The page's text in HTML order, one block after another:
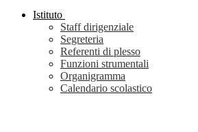
Istituto
Staff dirigenziale
Segreteria
Referenti di plesso
Funzioni strumentali
Organigramma
Calendario scolastico